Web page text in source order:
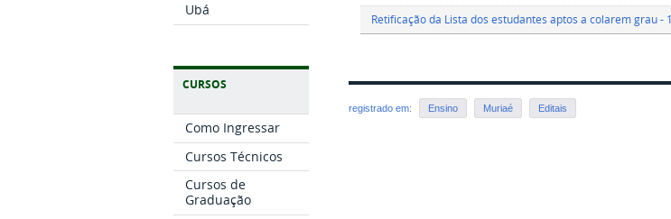
Ubá
CURSOS
Como Ingressar
Cursos Técnicos
Cursos de
Graduação
Retificação da Lista dos estudantes aptos a colarem grau -
registrado em: Ensino Muriaé Editais